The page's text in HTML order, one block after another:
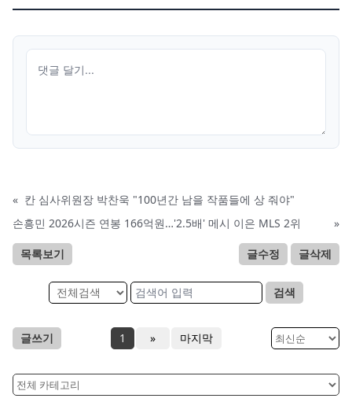
« 칸 심사위원장 박찬욱 "100년간 남을 작품들에 상 줘야"
손흥민 2026시즌 연봉 166억원…'2.5배' 메시 이은 MLS 2위
»
목록보기 글수정 글삭제
검색
글쓰기 1 » 마지막